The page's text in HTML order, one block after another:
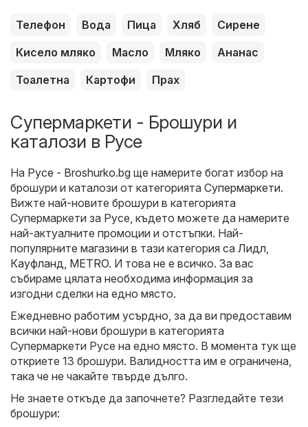
Телефон Вода Пица Хляб
Сирене
Кисело мляко
Масло Мляко
Ананас
Тоалетна
Картофи Прах
Супермаркети - Брошури и
каталози в Русе
На Русе - Broshurko.bg ще намерите богат избор на
брошури и каталози от категорията Супермаркети.
Вижте най-новите брошури в категорията
Супермаркети за Русе, където можете да намерите
най-актуалните промоции и отстъпки. Най-
популярните магазини в тази категория са Лидл
Кауфланд METRO. И това не е всичко. За вас
събираме цялата необходима информация за
изгодни сделки на едно място.
Ежедневно работим усърдно, за да ви предоставим
всички най-нови брошури в категорията
Супермаркети Русе на едно място. В момента тук ще
откриете 13 брошури. Валидността им е ограничена,
така че не чакайте твърде дълго.
Не знаете откъде да започнете? Разгледайте тези
брошури: